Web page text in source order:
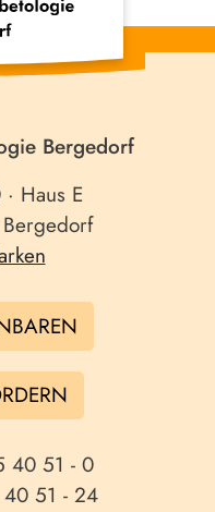
Bergedorf
Haus E
40 51 - 0
51 - 24